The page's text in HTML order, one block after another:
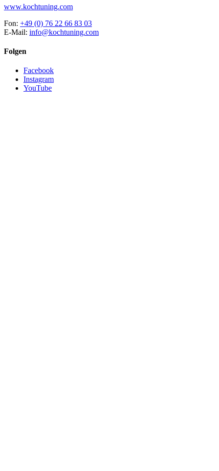
www.kochtuning.com
Fon: +49 (0) 76 22 66 83 03
E-Mail: info@kochtuning.com
Folgen
Facebook
Instagram
YouTube